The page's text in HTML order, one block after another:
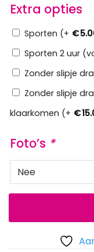
Extra opties
Sporten (+ €
Sporten 2 uur
Zonder slipje
Zonder slipje
klaarkomen (+ €
Foto’s *